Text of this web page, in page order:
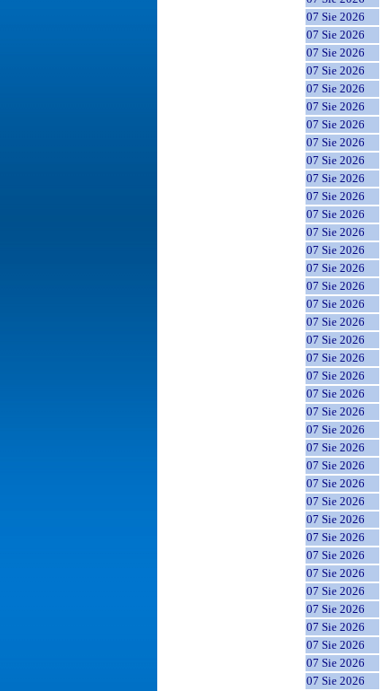
07 Sie 2026
07 Sie 2026
07 Sie 2026
07 Sie 2026
07 Sie 2026
07 Sie 2026
07 Sie 2026
07 Sie 2026
07 Sie 2026
07 Sie 2026
07 Sie 2026
07 Sie 2026
07 Sie 2026
07 Sie 2026
07 Sie 2026
07 Sie 2026
07 Sie 2026
07 Sie 2026
07 Sie 2026
07 Sie 2026
07 Sie 2026
07 Sie 2026
07 Sie 2026
07 Sie 2026
07 Sie 2026
07 Sie 2026
07 Sie 2026
07 Sie 2026
07 Sie 2026
07 Sie 2026
07 Sie 2026
07 Sie 2026
07 Sie 2026
07 Sie 2026
07 Sie 2026
07 Sie 2026
07 Sie 2026
07 Sie 2026